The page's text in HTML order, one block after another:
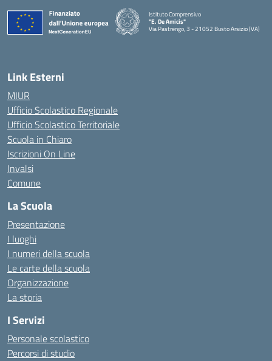
Istituto Comprensivo
"E. De Amicis"
Via Pastrengo, 3 - 21052 Busto Arsizio (VA)
Link Esterni
MIUR
Ufficio Scolastico Regionale
Ufficio Scolastico Territoriale
Scuola in Chiaro
Iscrizioni On Line
Invalsi
Comune
La Scuola
Presentazione
I luoghi
I numeri della scuola
Le carte della scuola
Organizzazione
La storia
I Servizi
Personale scolastico
Percorsi di studio